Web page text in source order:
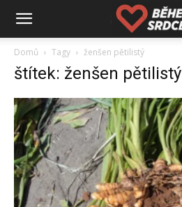
Domů Tagy ženšen pětilistý
štítek: ženšen pětilistý